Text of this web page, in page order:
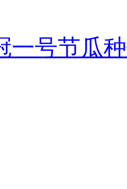
一号节瓜